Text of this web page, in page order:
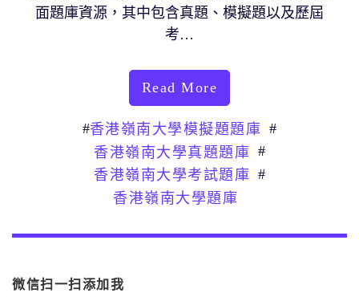
面題庫資源，其中包含真題、模擬題以及歷屆
考…
Read More
#香港嶺南大學模擬題題庫 #
香港嶺南大學真題題庫 #
香港嶺南大學考試題庫 #
香港嶺南大學題庫
微信扫一扫添加我